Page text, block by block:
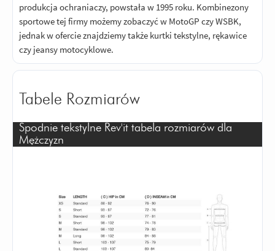
produkcja ochraniaczy, powstała w 1995 roku. Kombinezony
sportowe tej firmy możemy zobaczyć w MotoGP czy WSBK,
jednak w ofercie znajdziemy także kurtki tekstylne, rękawice
czy jeansy motocyklowe.
Tabele Rozmiarów
Spodnie tekstylne Rev'it tabela rozmiarów dla
Mężczyzn